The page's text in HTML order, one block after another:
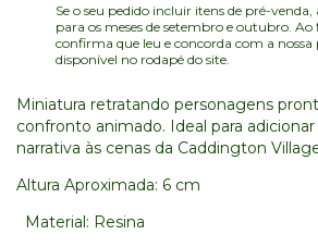
Se o seu pedido incluir itens de pré-
para os meses de setembro e outubro.
confirma que leu e concorda com a
disponível no rodapé do site.
Miniatura retratando personagens
confronto animado. Ideal para
narrativa às cenas da Caddington
Altura Aproximada: 6 cm
Material: Resina